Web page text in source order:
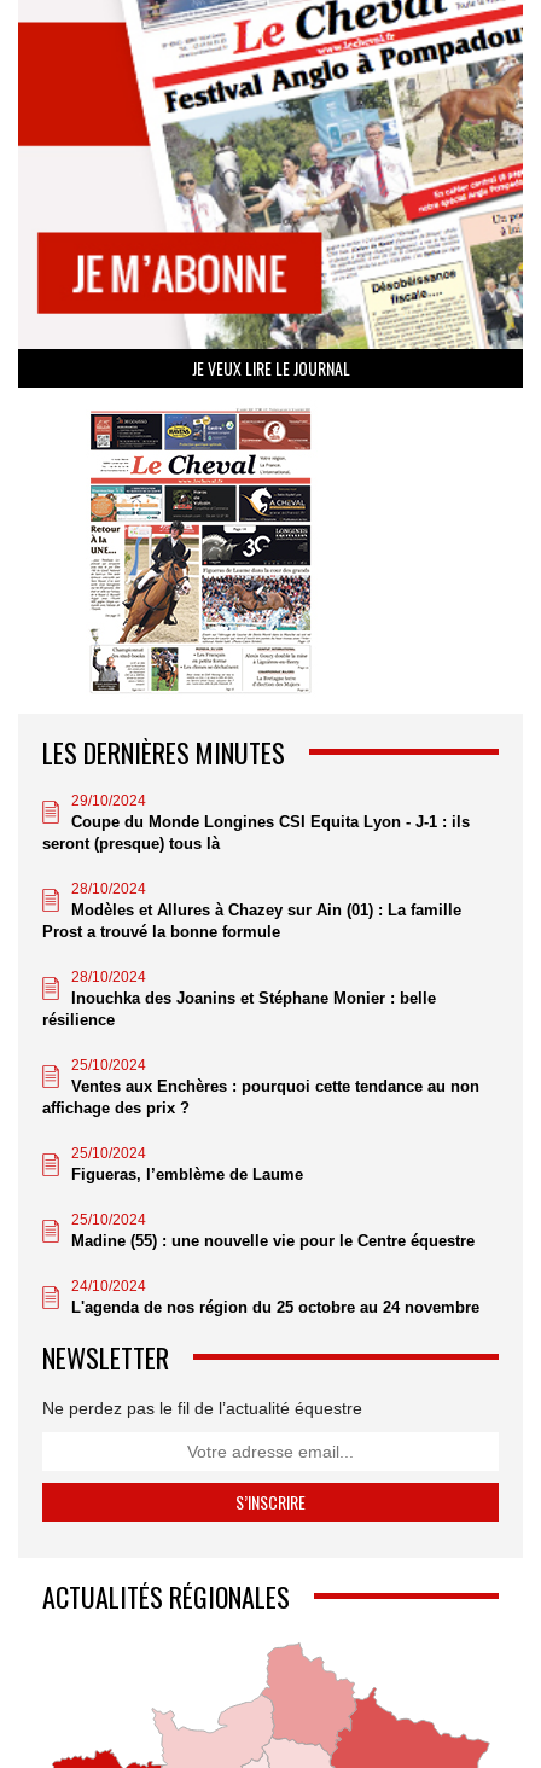
JE VEUX LIRE LE JOURNAL
LES DERNIÈRES MINUTES
29/10/2024
Coupe du Monde Longines CSI Equita Lyon - J-1 : ils
seront (presque) tous là
28/10/2024
Modèles et Allures à Chazey sur Ain (01) : La famille
Prost a trouvé la bonne formule
28/10/2024
Inouchka des Joanins et Stéphane Monier : belle
résilience
25/10/2024
Ventes aux Enchères : pourquoi cette tendance au non
affichage des prix ?
25/10/2024
Figueras, l’emblème de Laume
25/10/2024
Madine (55) : une nouvelle vie pour le Centre équestre
24/10/2024
L'agenda de nos région du 25 octobre au 24 novembre
NEWSLETTER
Ne perdez pas le fil de l’actualité équestre
ACTUALITÉS RÉGIONALES